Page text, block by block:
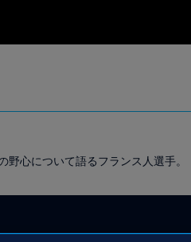
心について語るフランス人選手。